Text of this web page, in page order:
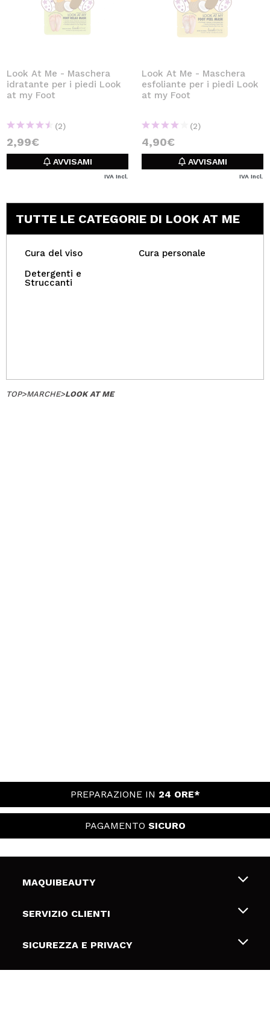
Look At Me - Maschera
idratante per i piedi Look
at my Foot
(2)
2,99€
AVVISAMI
IVA Incl.
Look At Me - Maschera
esfoliante per i piedi Look
at my Foot
(2)
4,90€
AVVISAMI
IVA Incl.
TUTTE LE CATEGORIE DI LOOK AT ME
Cura del viso
Cura personale
Detergenti e
Struccanti
TOP>MARCHE>LOOK AT ME
PREPARAZIONE IN 24 ORE*
PAGAMENTO SICURO
MAQUIBEAUTY
Chi siamo
Gift Cards
SERVIZIO CLIENTI
Spedizioni & Resi
SICUREZZA E PRIVACY
Termini e condizioni